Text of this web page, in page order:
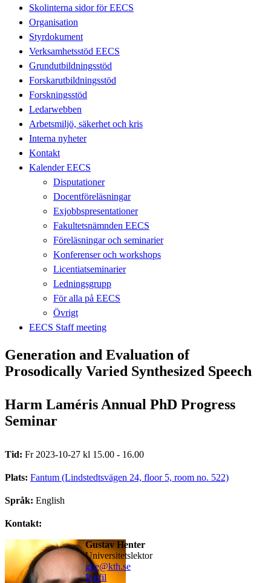
Skolinterna sidor för EECS
Organisation
Styrdokument
Verksamhetsstöd EECS
Grundutbildningsstöd
Forskarutbildningsstöd
Forskningsstöd
Ledarwebben
Arbetsmiljö, säkerhet och kris
Interna nyheter
Kontakt
Kalender EECS
Disputationer
Docentföreläsningar
Exjobbspresentationer
Fakultetsnämnden EECS
Föreläsningar och seminarier
Konferenser och workshops
Licentiatseminarier
Ledningsgrupp
För alla på EECS
Övrigt
EECS Staff meeting
Generation and Evaluation of
Prosodically Varied Synthesized Speech
Harm Laméris Annual PhD Progress
Seminar
Tid: Fr 2023-10-27 kl 15.00 - 16.00
Plats: Fantum (Lindstedtsvägen 24, floor 5, room no. 522)
Språk: English
Kontakt:
Gustav Henter
universitetslektor
ghe@kth.se
Profil